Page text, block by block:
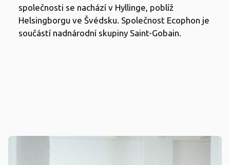
společnosti se nachází v Hyllinge, poblíž
Helsingborgu ve Švédsku. Společnost Ecophon je
součástí nadnárodní skupiny Saint-Gobain.